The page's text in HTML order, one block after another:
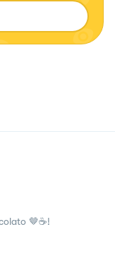
un piatto mi
voi.
🤎☕!